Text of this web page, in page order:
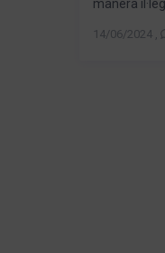
manera
14/06/2024